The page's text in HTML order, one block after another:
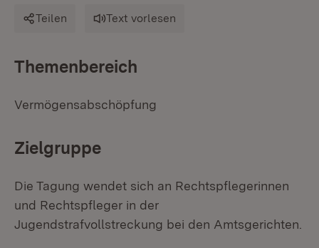
Teilen Text vorlesen
Themenbereich
Vermögensabschöpfung
Zielgruppe
Die Tagung wendet sich an Rechtspflegerinnen
und Rechtspfleger in der
Jugendstrafvollstreckung bei den Amtsgerichten.